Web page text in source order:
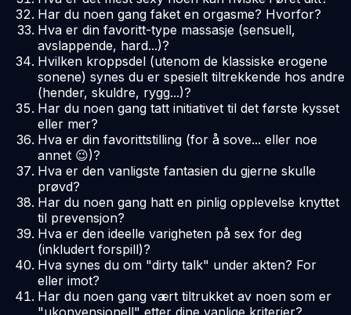
Har du noen gang faket en orgasme? Hvorfor?
Hva er din favoritt-type massasje (sensuell,
avslappende, hard...)?
Hvilken kroppsdel (utenom de klassiske erogene
sonene) synes du er spesielt tiltrekkende hos andre
(hender, skuldre, rygg...)?
Har du noen gang tatt initiativet til det første kysset
eller mer?
Hva er din favorittstilling (for å sove... eller noe
annet 😉)?
Hva er den vanligste fantasien du gjerne skulle
prøvd?
Har du noen gang hatt en pinlig opplevelse knyttet
til prevensjon?
Hva er den ideelle varigheten på sex for deg
(inkludert forspill)?
Hva synes du om "dirty talk" under akten? For
eller imot?
Har du noen gang vært tiltrukket av noen som er